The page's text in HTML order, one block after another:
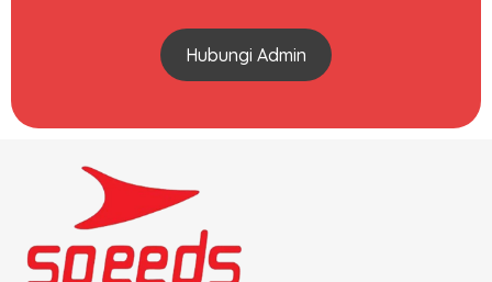
Hubungi Admin